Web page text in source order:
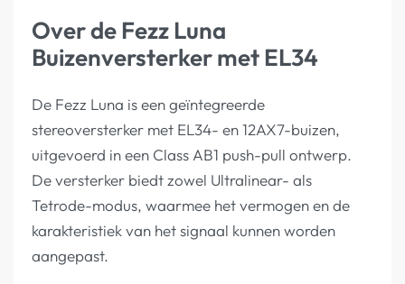
Over de Fezz Luna
Buizenversterker met EL34
De Fezz Luna is een geïntegreerde
stereoversterker met EL34- en 12AX7-buizen,
uitgevoerd in een Class AB1 push-pull ontwerp.
De versterker biedt zowel Ultralinear- als
Tetrode-modus, waarmee het vermogen en de
karakteristiek van het signaal kunnen worden
aangepast.